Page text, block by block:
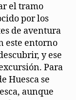
el tramo
por los
de aventura
este entorno
y ese
Para
Huesca se
aunque